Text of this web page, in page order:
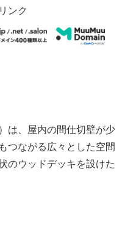
ンク
は、屋内の間仕切壁が少
つながる広々とした空間
のウッドデッキを設けた